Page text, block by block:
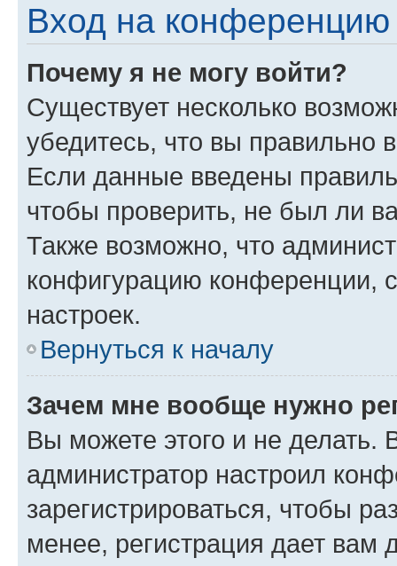
Вход на конференцию
Почему я не могу войти?
Существует несколько
убедитесь, что вы правильно
Если данные введены
чтобы проверить, не был ли
Также возможно, что
конфигурацию конференции,
настроек.
Вернуться к началу
Зачем мне вообще нужно
Вы можете этого и не делать.
администратор настроил
зарегистрироваться, чтобы
менее, регистрация дает вам